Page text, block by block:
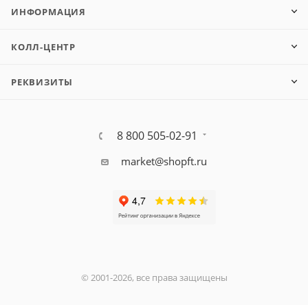
ИНФОРМАЦИЯ
КОЛЛ-ЦЕНТР
РЕКВИЗИТЫ
8 800 505-02-91
market@shopft.ru
© 2001-2026, все права защищены